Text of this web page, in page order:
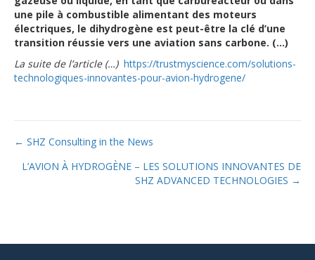
une pile à combustible alimentant des moteurs
électriques, le dihydrogène est peut-être la clé d’une
transition réussie vers une aviation sans carbone. (…)
La suite de l’article (…) https://trustmyscience.com/solutions-
technologiques-innovantes-pour-avion-hydrogene/
Posts
navigation
← SHZ Consulting in the News
L’AVION À HYDROGÈNE – LES SOLUTIONS INNOVANTES DE
SHZ ADVANCED TECHNOLOGIES →